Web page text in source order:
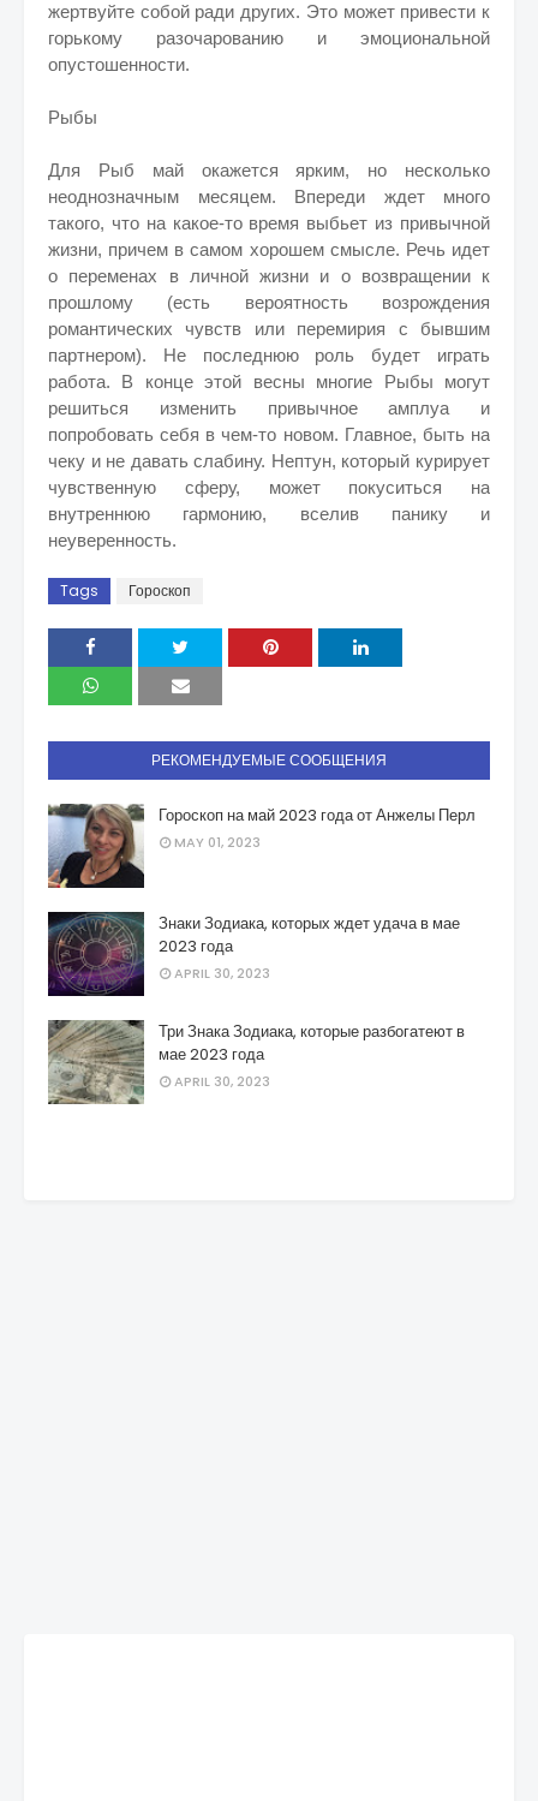
жертвуйте собой ради других. Это может привести к
горькому разочарованию и эмоциональной
опустошенности.
Рыбы
Для Рыб май окажется ярким, но несколько
неоднозначным месяцем. Впереди ждет много
такого, что на какое-то время выбьет из привычной
жизни, причем в самом хорошем смысле. Речь идет
о переменах в личной жизни и о возвращении к
прошлому (есть вероятность возрождения
романтических чувств или перемирия с бывшим
партнером). Не последнюю роль будет играть
работа. В конце этой весны многие Рыбы могут
решиться изменить привычное амплуа и
попробовать себя в чем-то новом. Главное, быть на
чеку и не давать слабину. Нептун, который курирует
чувственную сферу, может покуситься на
внутреннюю гармонию, вселив панику и
неуверенность.
Tags Гороскоп
РЕКОМЕНДУЕМЫЕ СООБЩЕНИЯ
Гороскоп на май 2023 года от Анжелы Перл
MAY 01, 2023
Знаки Зодиака, которых ждет удача в мае
2023 года
APRIL 30, 2023
Три Знака Зодиака, которые разбогатеют в
мае 2023 года
APRIL 30, 2023